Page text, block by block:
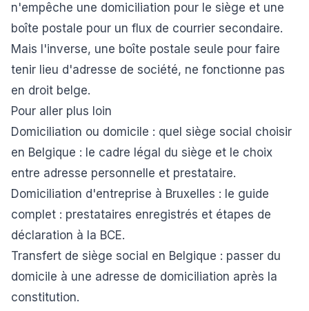
n'empêche une domiciliation pour le siège et une
boîte postale pour un flux de courrier secondaire.
Mais l'inverse, une boîte postale seule pour faire
tenir lieu d'adresse de société, ne fonctionne pas
en droit belge.
Pour aller plus loin
Domiciliation ou domicile : quel siège social choisir
en Belgique : le cadre légal du siège et le choix
entre adresse personnelle et prestataire.
Domiciliation d'entreprise à Bruxelles : le guide
complet : prestataires enregistrés et étapes de
déclaration à la BCE.
Transfert de siège social en Belgique : passer du
domicile à une adresse de domiciliation après la
constitution.